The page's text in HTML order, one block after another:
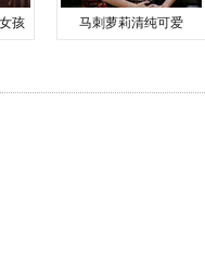
孩 马刺萝莉清纯可爱